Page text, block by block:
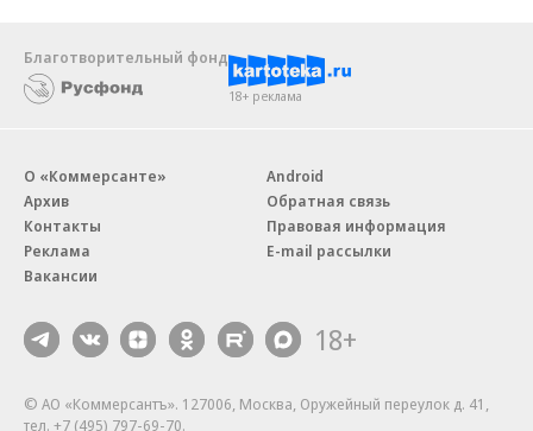
Благотворительный фонд
18+ реклама
О «Коммерсанте»
Архив
Контакты
Реклама
Вакансии
Android
Обратная связь
Правовая информация
E-mail рассылки
18+
© АО «Коммерсантъ». 127006, Москва, Оружейный переулок д. 41,
тел. +7 (495) 797-69-70.